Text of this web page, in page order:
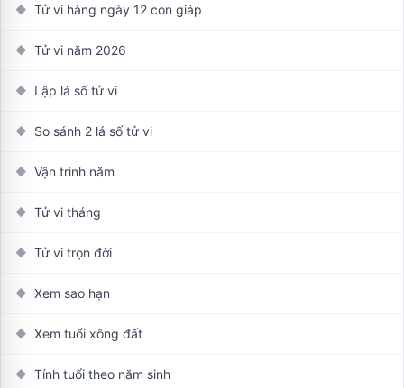
◆ Tử vi hàng ngày 12 con giáp
◆ Tử vi năm 2026
◆ Lập lá số tử vi
◆ So sánh 2 lá số tử vi
◆ Vận trình năm
◆ Tử vi tháng
◆ Tử vi trọn đời
◆ Xem sao hạn
◆ Xem tuổi xông đất
◆ Tính tuổi theo năm sinh